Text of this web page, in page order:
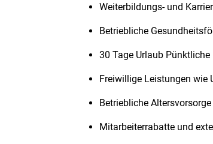
Weiterbildungs- und
Betriebliche
30 Tage Urlaub
Freiwillige Leistungen wie
Betriebliche Altersvorsorge
Mitarbeiterrabatte und